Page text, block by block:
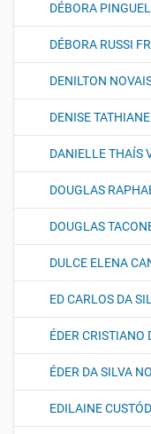
DÉBORA
DÉBORA RUSSI
DENILTON
DENISE
DANIELLE THAÍS
DOUGLAS
DOUGLAS
DULCE ELENA
ED CARLOS DA
ÉDER CRISTIANO
ÉDER DA SILVA
EDILAINE